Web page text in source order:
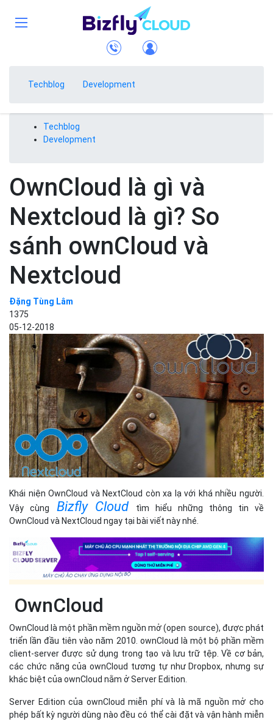
Techblog Development
Techblog
Development
OwnCloud là gì và
Nextcloud là gì? So
sánh ownCloud và
Nextcloud
Đặng Tùng Lâm
1375
05-12-2018
Khái niện OwnCloud và NextCloud còn xa lạ với khá nhiều người.
Vậy cùng
Bizfly Cloud
tìm hiểu những thông tin về
OwnCloud và NextCloud ngay tại bài viết này nhé.
OwnCloud
OwnCloud là một phần mềm nguồn mở (open source), được phát
triển lần đầu tiên vào năm 2010. ownCloud là một bộ phần mềm
client-server được sử dụng trong tạo và lưu trữ tệp. Về cơ bản,
các chức năng của ownCloud tương tự như Dropbox, nhưng sự
khác biệt của ownCloud nằm ở Server Edition.
Server Edition của ownCloud miễn phí và là mã nguồn mở cho
phép bất kỳ người dùng nào đều có thể cài đặt và vận hành miễn